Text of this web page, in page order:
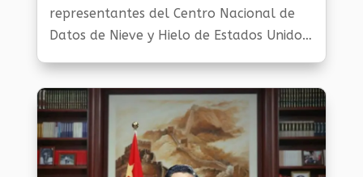
representantes del Centro Nacional de
Datos de Nieve y Hielo de Estados Unidos,